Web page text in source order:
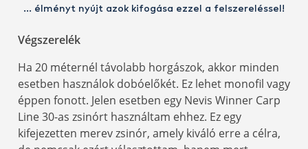
… élményt nyújt azok kifogása ezzel a felszereléssel!
Végszerelék
Ha 20 méternél távolabb horgászok, akkor minden
esetben használok dobóelőkét. Ez lehet monofil vagy
éppen fonott. Jelen esetben egy Nevis Winner Carp
Line 30-as zsinórt használtam ehhez. Ez egy
kifejezetten merev zsinór, amely kiváló erre a célra,